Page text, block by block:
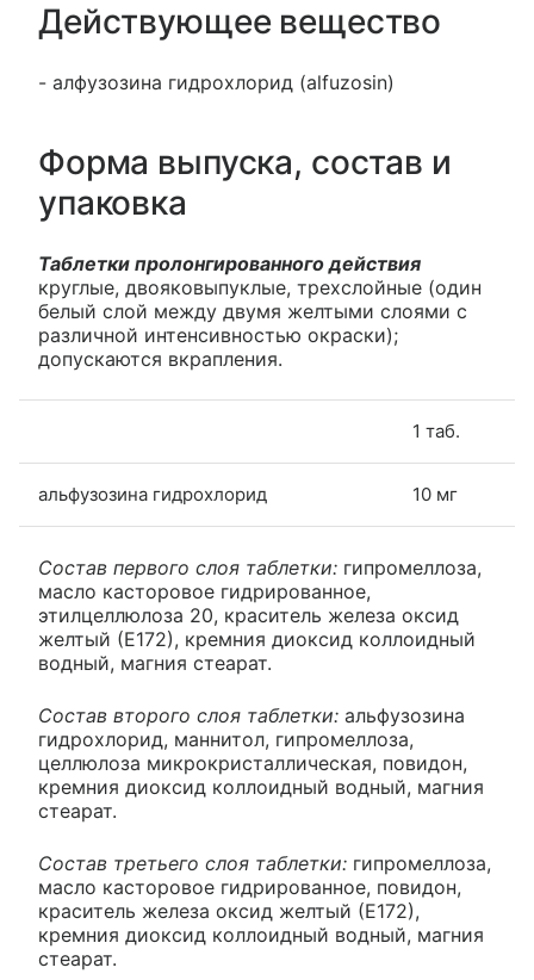
Действующее вещество
- алфузозина гидрохлорид (alfuzosin)
Форма выпуска, состав и
упаковка
Таблетки пролонгированного действия
круглые, двояковыпуклые, трехслойные (один
белый слой между двумя желтыми слоями с
различной интенсивностью окраски);
допускаются вкрапления.
1 таб.
альфузозина гидрохлорид 10 мг
Состав первого слоя таблетки: гипромеллоза,
масло касторовое гидрированное,
этилцеллюлоза 20, краситель железа оксид
желтый (Е172), кремния диоксид коллоидный
водный, магния стеарат.
Состав второго слоя таблетки: альфузозина
гидрохлорид, маннитол, гипромеллоза,
целлюлоза микрокристаллическая, повидон,
кремния диоксид коллоидный водный, магния
стеарат.
Состав третьего слоя таблетки: гипромеллоза,
масло касторовое гидрированное, повидон,
краситель железа оксид желтый (Е172),
кремния диоксид коллоидный водный, магния
стеарат.